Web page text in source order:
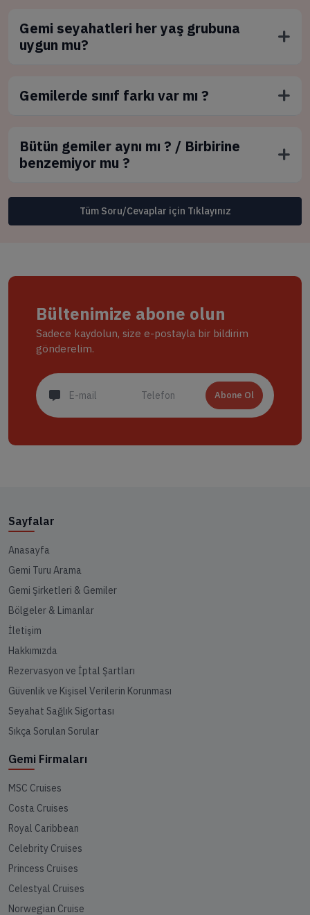
Gemi seyahatleri her yaş grubuna
uygun mu?
Gemilerde sınıf farkı var mı ?
Bütün gemiler aynı mı ? / Birbirine
benzemiyor mu ?
Tüm Soru/Cevaplar için Tıklayınız
Bültenimize abone olun
Sadece kaydolun, size e-postayla bir bildirim
gönderelim.
Abone Ol
Sayfalar
Anasayfa
Gemi Turu Arama
Gemi Şirketleri & Gemiler
Bölgeler & Limanlar
İletişim
Hakkımızda
Rezervasyon ve İptal Şartları
Güvenlik ve Kişisel Verilerin Korunması
Seyahat Sağlık Sigortası
Sıkça Sorulan Sorular
Gemi Firmaları
MSC Cruises
Costa Cruises
Royal Caribbean
Celebrity Cruises
Princess Cruises
Celestyal Cruises
Norwegian Cruise